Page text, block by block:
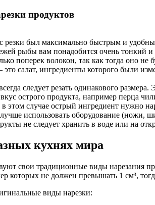
продуктов
резки был максимально быстрым и
рыбы вам понадобится очень тонкий
поперек волокон, так как тогда оно не
салат, ингредиенты которого были
следует резать одинакового
острого продукта, например перца
этом случае острый ингредиент нужно
использовать оборудование (ножи,
не следует хранить в воде или на
кухнях мира
свои традиционные виды нарезания
которых не должен превышать 1 см³,
виды нарезки: